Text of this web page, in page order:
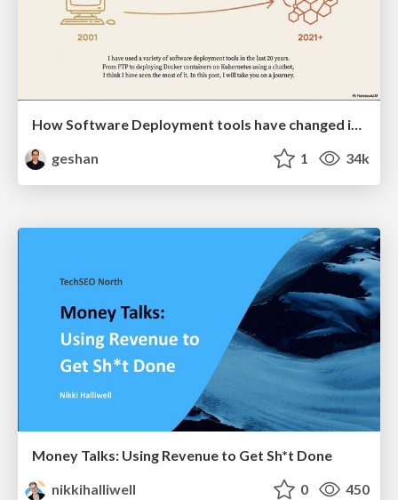
How Software Deployment tools have changed in the past 20 years
geshan
1 34k
Money Talks: Using Revenue to Get Sh*t Done
nikkihalliwell
0 450